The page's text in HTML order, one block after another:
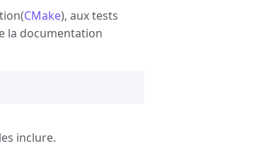
CMake), aux tests
la documentation
inclure.